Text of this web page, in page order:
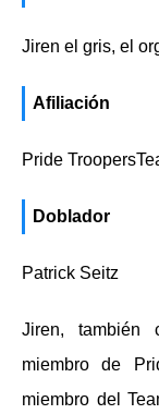
Jiren el gris, el
Afiliación
Pride
Doblador
Patrick Seitz
Jiren, también
miembro de
miembro del